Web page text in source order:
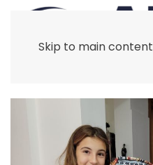
Skip to main content